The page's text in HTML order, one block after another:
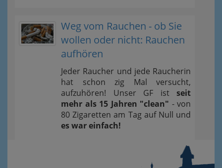
Weg vom Rauchen - ob Sie
wollen oder nicht: Rauchen
aufhören
Jeder Raucher und jede Raucherin
hat schon zig Mal versucht,
aufzuhören! Unser GF ist seit
mehr als 15 Jahren "clean" - von
80 Zigaretten am Tag auf Null und
es war einfach!